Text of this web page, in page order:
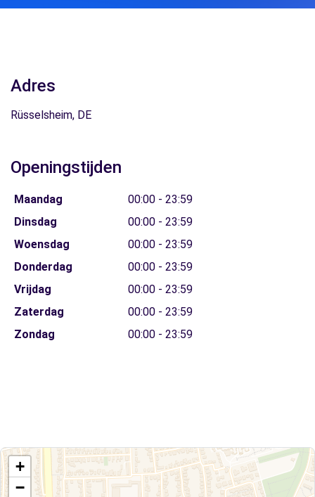
Adres
Rüsselsheim, DE
Openingstijden
Maandag
00:00 - 23:59
Dinsdag
00:00 - 23:59
Woensdag
00:00 - 23:59
Donderdag
00:00 - 23:59
Vrijdag
00:00 - 23:59
Zaterdag
00:00 - 23:59
Zondag
00:00 - 23:59
+
−